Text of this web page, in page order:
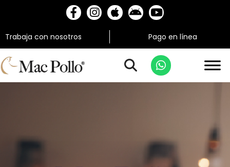
Trabaja con nosotros Pago en línea